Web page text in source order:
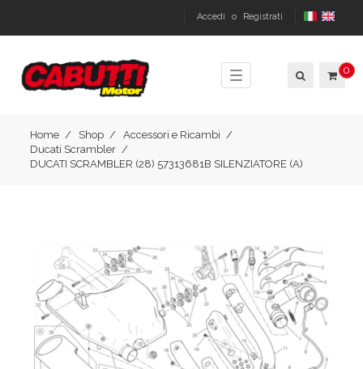
Accedi o Registrati
Toggle
navigation
0
Home Shop
Accessori e Ricambi
Ducati Scrambler
DUCATI SCRAMBLER (28) 57313681B SILENZIATORE (A)